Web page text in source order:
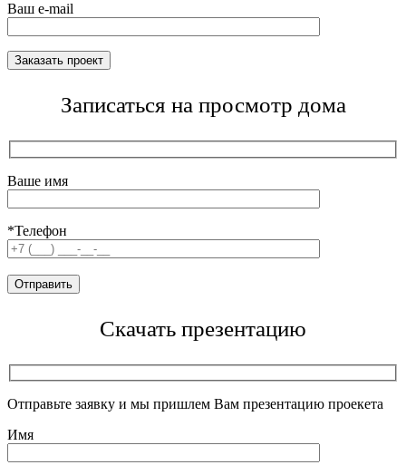
Ваш e-mail
Записаться на просмотр дома
Ваше имя
*Телефон
Скачать презентацию
Отправьте заявку и мы пришлем Вам презентацию проекета
Имя